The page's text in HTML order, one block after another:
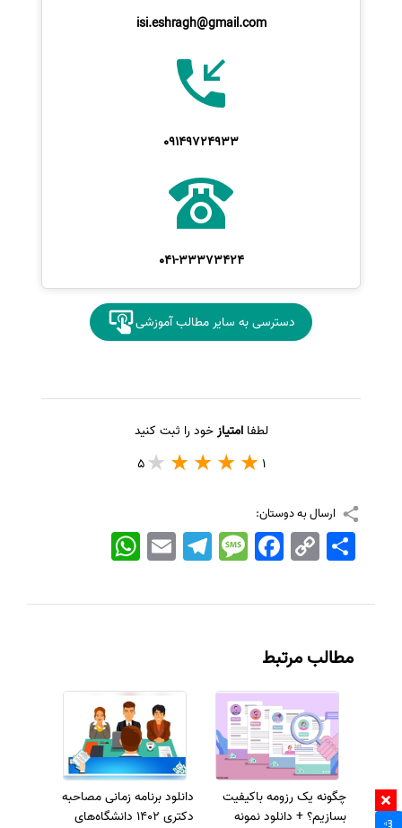
isi.eshragh@gmail.com
09149724933
041-33373424
دسترسی به سایر مطالب آموزشی
لطفاامتیازخود را ثبت کنید
1
5
ارسال به دوستان:
WhatsApp EmailTelegramMessageFacebook Copy
Link
اشتراک
مطالب مرتبط
چگونه یک رزومه باکیفیت
بسازیم؟ + دانلود نمونه
دانلود برنامه زمانی مصاحبه
دکتری 1402 دانشگاه‌های